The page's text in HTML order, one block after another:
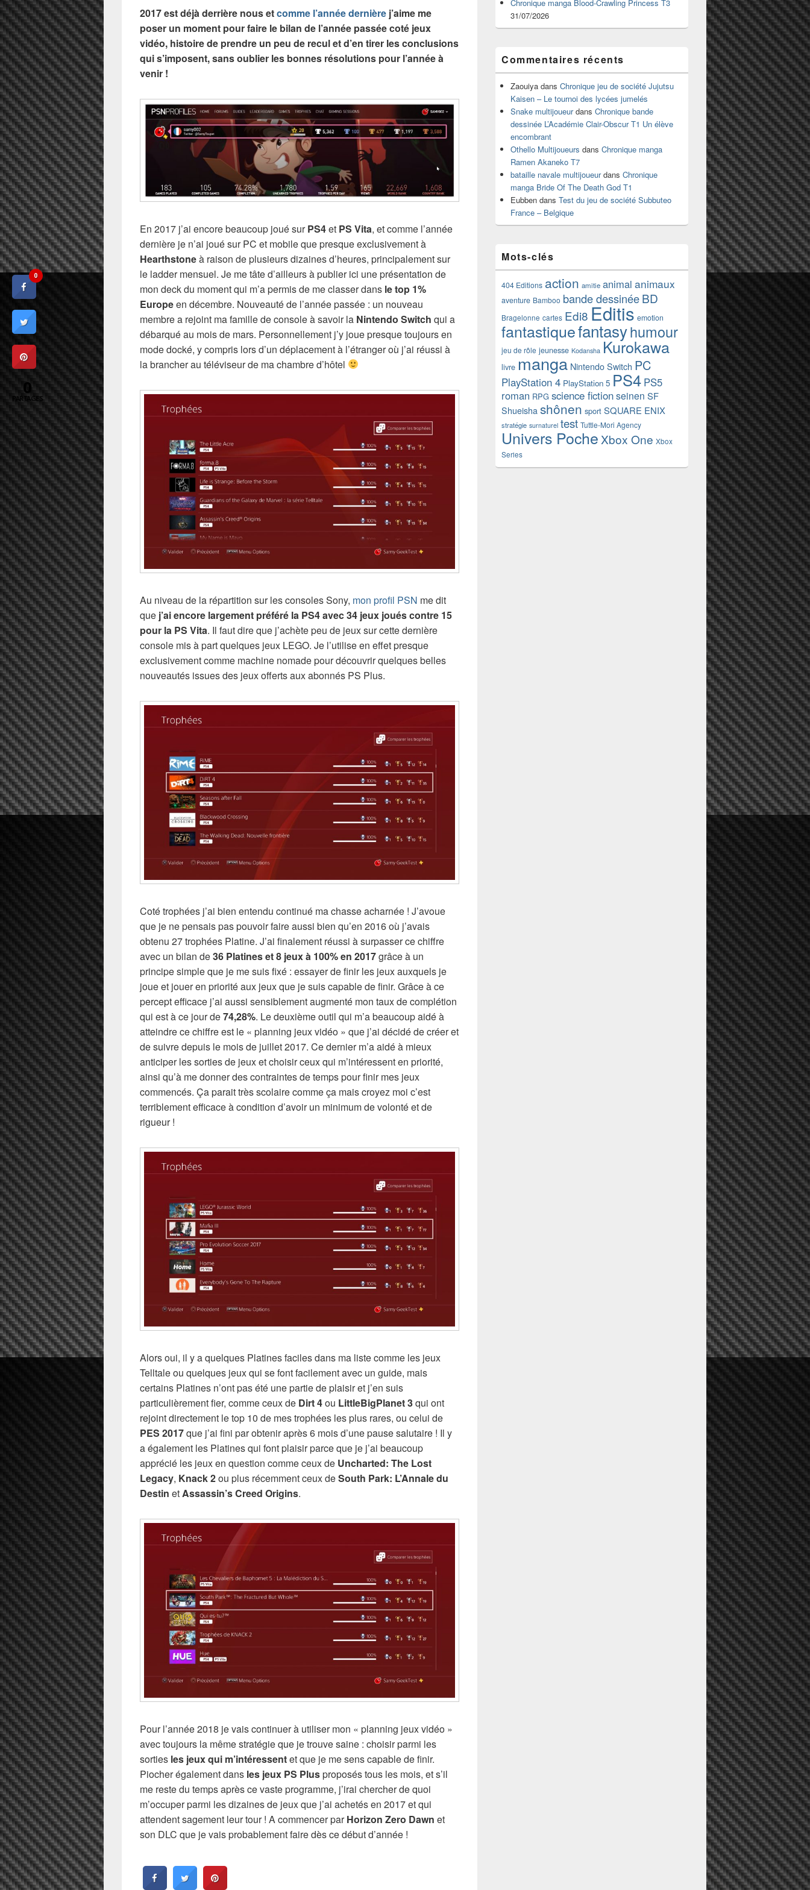
2017 est déjà derrière nous etcomme l’année dernière j’aime me
poser un moment pour faire le bilan de l’année passée coté jeux
vidéo, histoire de prendre un peu de recul et d’en tirer les conclusions
qui s’imposent, sans oublier les bonnes résolutions pour l’année à
venir !
En 2017 j’ai encore beaucoup joué surPS4et PS Vita, et comme l’année
dernière je n’ai joué sur PC et mobile que presque exclusivement à
Hearthstoneà raison de plusieurs dizaines d’heures, principalement sur
le ladder mensuel. Je me tâte d’ailleurs à publier ici une présentation de
mon deck du moment qui m’a permis de me classer dans le top 1%
Europeen décembre. Nouveauté de l’année passée : un nouveau
membre a rejoint ma famille de console à savoir la Nintendo Switch qui a
débarqué au mois de mars. Personnellement j’y joue presque toujours en
mode docké, y compris lors d’un déplacement à l’étranger où j’ai réussi à
la brancher au téléviseur de ma chambre d’hôtel
Au niveau de la répartition sur les consoles Sony, mon profil PSN me dit
que j’ai encore largement préféré la PS4 avec 34 jeux joués contre 15
pour la PS Vita. Il faut dire que j’achète peu de jeux sur cette dernière
console mis à part quelques jeux LEGO. Je l’utilise en effet presque
exclusivement comme machine nomade pour découvrir quelques belles
nouveautés issues des jeux offerts aux abonnés PS Plus.
Coté trophées j’ai bien entendu continué ma chasse acharnée ! J’avoue
que je ne pensais pas pouvoir faire aussi bien qu’en 2016 où j’avais
obtenu 27 trophées Platine. J’ai finalement réussi à surpasser ce chiffre
avec un bilan de36 Platines et 8 jeux à 100% en 2017grâce à un
principe simple que je me suis fixé : essayer de finir les jeux auxquels je
joue et jouer en priorité aux jeux que je suis capable de finir. Grâce à ce
percept efficace j’ai aussi sensiblement augmenté mon taux de complétion
qui est à ce jour de74,28%. Le deuxième outil qui m’a beaucoup aidé à
atteindre ce chiffre est le « planning jeux vidéo » que j’ai décidé de créer et
de suivre depuis le mois de juillet 2017. Ce dernier m’a aidé à mieux
anticiper les sorties de jeux et choisir ceux qui m’intéressent en priorité,
ainsi qu’à me donner des contraintes de temps pour finir mes jeux
commencés. Ça parait très scolaire comme ça mais croyez moi c’est
terriblement efficace à condition d’avoir un minimum de volonté et de
rigueur !
Alors oui, il y a quelques Platines faciles dans ma liste comme les jeux
Telltale ou quelques jeux qui se font facilement avec un guide, mais
certains Platines n’ont pas été une partie de plaisir et j’en suis
particulièrement fier, comme ceux de Dirt 4ou LittleBigPlanet 3qui ont
rejoint directement le top 10 de mes trophées les plus rares, ou celui de
PES 2017que j’ai fini par obtenir après 6 mois d’une pause salutaire ! Il y
a également les Platines qui font plaisir parce que je j’ai beaucoup
apprécié les jeux en question comme ceux de Uncharted: The Lost
Legacy, Knack 2ou plus récemment ceux deSouth Park: L’Annale du
Destin etAssassin’s Creed Origins.
Pour l’année 2018 je vais continuer à utiliser mon « planning jeux vidéo »
avec toujours la même stratégie que je trouve saine : choisir parmi les
sorties les jeux qui m’intéressentet que je me sens capable de finir.
Piocher également dans les jeux PS Plusproposés tous les mois, et s’il
me reste du temps après ce vaste programme, j’irai chercher de quoi
m’occuper parmi les dizaines de jeux que j’ai achetés en 2017 et qui
attendent sagement leur tour ! A commencer parHorizon Zero Dawn et
son DLC que je vais probablement faire dès ce début d’année !
Chronique manga Blood-Crawling Princess T3
31/07/2026
Commentaires récents
Zaouiya dans Chronique jeu de société Jujutsu
Kaisen – Le tournoi des lycées jumelés
Snake multijoueurdans Chronique bande
dessinée L’Académie Clair-Obscur T1 Un élève
encombrant
Othello Multijoueurs dans Chronique manga
Ramen Akaneko T7
bataille navale multijoueurdans Chronique
manga Bride Of The Death God T1
Eubben dans Test du jeu de société Subbuteo
France – Belgique
Mots-clés
404 Editions action amitie animal animaux
aventure Bamboo bande dessinéeBD
Bragelonne cartes Edi8 Editis emotion
fantastiquefantasyhumour
jeu de rôle jeunesse Kodansha Kurokawa
livre manga Nintendo Switch PC
PlayStation 4 PlayStation 5 PS4 PS5
roman RPG science fictionseinen SF
Shueisha shônen sport SQUARE ENIX
stratégie surnaturel test Tuttle-Mori Agency
Univers Poche Xbox One Xbox
Series
0
0
PARTAGES